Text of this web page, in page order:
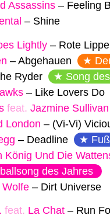
Assassins – Feeling
– Shine
Lightly – Rote
– Abgehauen
Ryder
Song
– Like Lovers Do
feat. Jazmine Sullivan
London – (Vi-Vi)
– Deadline
König Und Die
des Jahres
Wolfe – Dirt Universe
feat. La Chat – Run